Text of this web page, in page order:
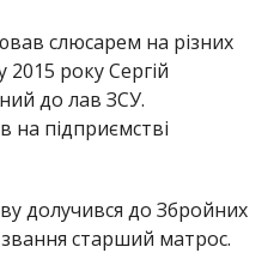
слюсарем на різних
року Сергій
до лав ЗСУ.
підприємстві
долучився до Збройних
старший матрос.